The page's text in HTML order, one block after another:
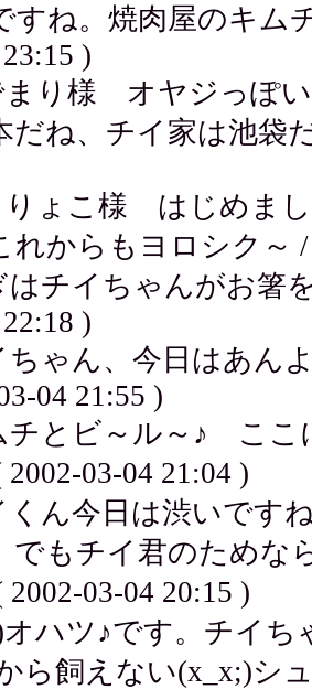
すね。焼肉屋のキム
)
り様 オヤジっぽい
だね、チイ家は池袋
りょこ様 はじめま
れからもヨロシク～ /
はチイちゃんがお箸
)
ちゃん、今日はあん
04 21:55 )
チとビ～ル～♪ ここ
2002-03-04 21:04 )
くん今日は渋いです
でもチイ君のためな
2002-03-04 20:15 )
ハツ♪です。チイ
ら飼えない(x_x;)シ